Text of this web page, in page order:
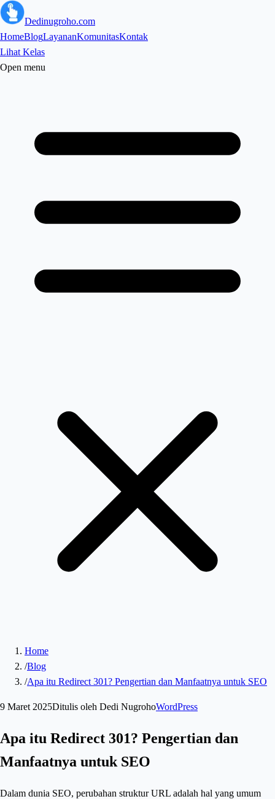
Dedinugroho.com
HomeBlogLayananKomunitasKontak
Lihat Kelas
Open menu
Home
/Blog
/Apa itu Redirect 301? Pengertian dan Manfaatnya untuk SEO
9 Maret 2025Ditulis oleh Dedi NugrohoWordPress
Apa itu Redirect 301? Pengertian dan
Manfaatnya untuk SEO
Dalam dunia SEO, perubahan struktur URL adalah hal yang umum